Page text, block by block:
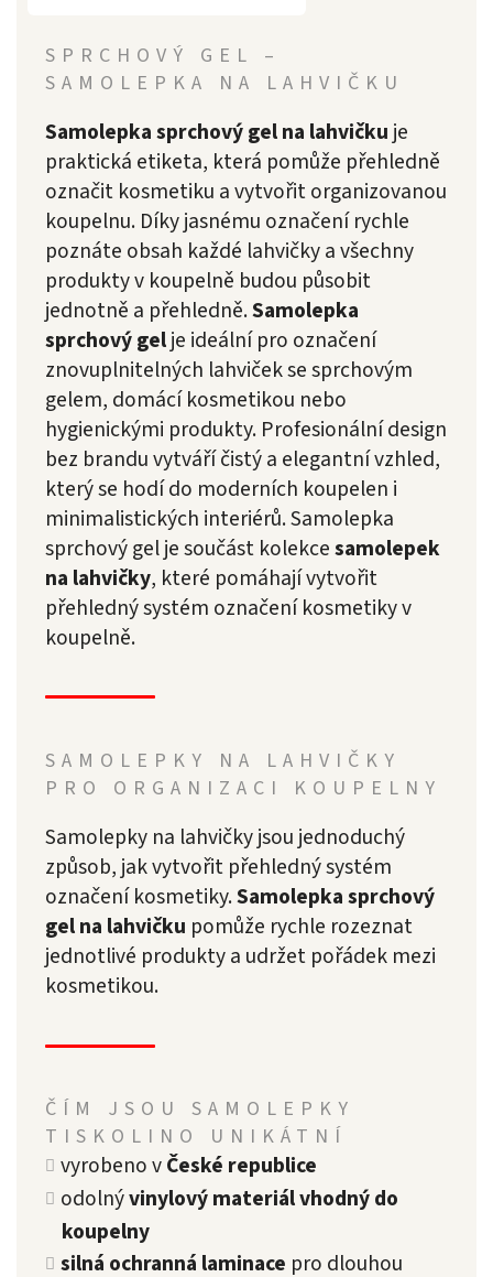
SPRCHOVÝ GEL –
SAMOLEPKA NA LAHVIČKU
Samolepka sprchový gel na lahvičku je
praktická etiketa, která pomůže přehledně
označit kosmetiku a vytvořit organizovanou
koupelnu. Díky jasnému označení rychle
poznáte obsah každé lahvičky a všechny
produkty v koupelně budou působit
jednotně a přehledně.Samolepka
sprchový gelje ideální pro označení
znovuplnitelných lahviček se sprchovým
gelem, domácí kosmetikou nebo
hygienickými produkty. Profesionální design
bez brandu vytváří čistý a elegantní vzhled,
který se hodí do moderních koupelen i
minimalistických interiérů. Samolepka
sprchový gel je součást kolekcesamolepek
na lahvičky, které pomáhají vytvořit
přehledný systém označení kosmetiky v
koupelně.
SAMOLEPKY NA LAHVIČKY
PRO ORGANIZACI KOUPELNY
Samolepky na lahvičky jsou jednoduchý
způsob, jak vytvořit přehledný systém
označení kosmetiky.Samolepka sprchový
gel na lahvičku pomůže rychle rozeznat
jednotlivé produkty a udržet pořádek mezi
kosmetikou.
ČÍM JSOU SAMOLEPKY
TISKOLINO UNIKÁTNÍ
vyrobeno vČeské republice
odolnývinylový materiál vhodný do
koupelny
silná ochranná laminace pro dlouhou